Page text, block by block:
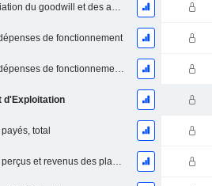
Dépréciation du goodwill et des actifs intangibles
de fonctionnement
Autres dépenses de fonctionnement, total
d'Exploitation
payés, total
Intérêts perçus et revenus des placements